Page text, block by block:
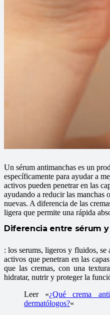
Un sérum antimanchas es un
específicamente para ayudar a
activos pueden penetrar en las
ayudando a reducir las manchas
nuevas. A diferencia de las
ligera que permite una rápida
Diferencia entre sérum
: los serums, ligeros y fluidos, se
activos que penetran en las
que las cremas, con una
hidratar, nutrir y proteger la
Leer «¿Qué crema
dermatólogos?«